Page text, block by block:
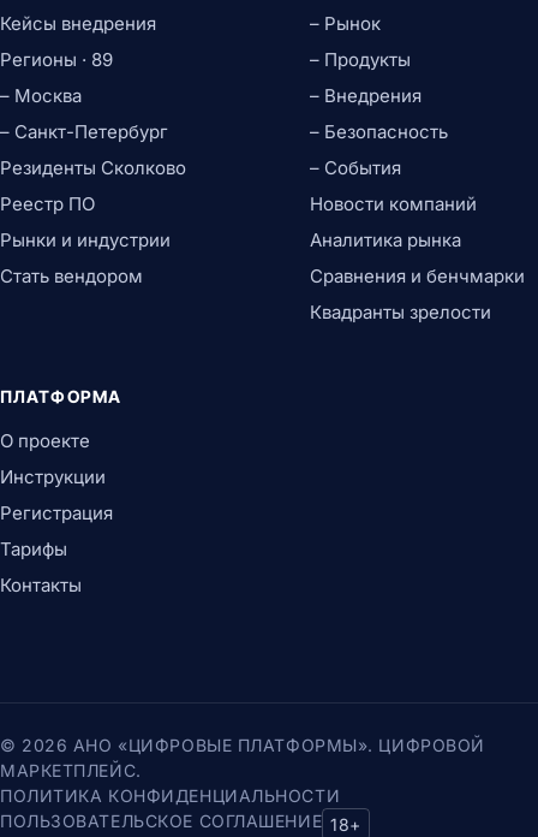
Кейсы внедрения
Регионы · 89
– Москва
– Санкт-Петербург
Резиденты Сколково
Реестр ПО
Рынки и индустрии
Стать вендором
– Рынок
– Продукты
– Внедрения
– Безопасность
– События
Новости компаний
Аналитика рынка
Сравнения и бенчмарки
Квадранты зрелости
ПЛАТФОРМА
О проекте
Инструкции
Регистрация
Тарифы
Контакты
© 2026 АНО «ЦИФРОВЫЕ ПЛАТФОРМЫ». ЦИФРОВОЙ
МАРКЕТПЛЕЙС.
ПОЛИТИКА КОНФИДЕНЦИАЛЬНОСТИ
ПОЛЬЗОВАТЕЛЬСКОЕ СОГЛАШЕНИЕ 18+